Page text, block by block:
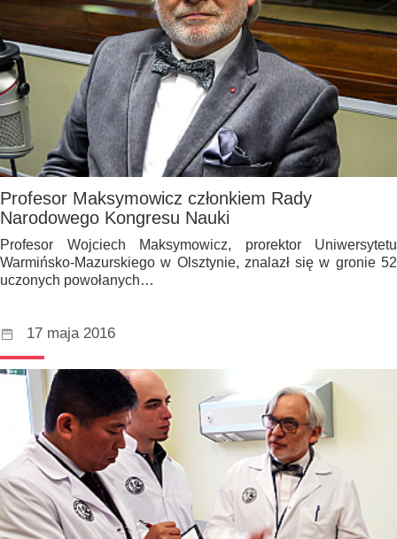
Profesor Maksymowicz członkiem Rady
Narodowego Kongresu Nauki
Profesor Wojciech Maksymowicz, prorektor Uniwersytetu
Warmińsko-Mazurskiego w Olsztynie, znalazł się w gronie 52
uczonych powołanych…
17 maja 2016